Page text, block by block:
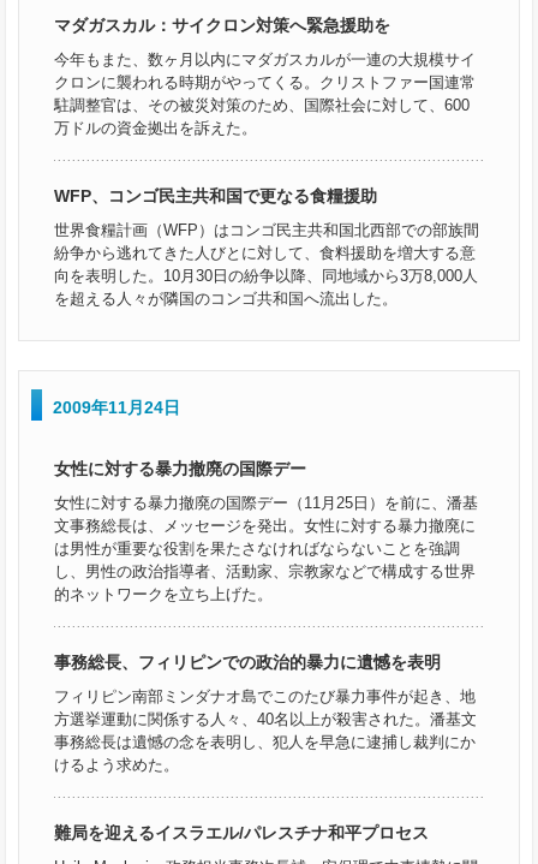
マダガスカル：サイクロン対策へ緊急援助を
今年もまた、数ヶ月以内にマダガスカルが一連の大規模サイ
クロンに襲われる時期がやってくる。クリストファー国連常
駐調整官は、その被災対策のため、国際社会に対して、600
万ドルの資金拠出を訴えた。
WFP、コンゴ民主共和国で更なる食糧援助
世界食糧計画（WFP）はコンゴ民主共和国北西部での部族間
紛争から逃れてきた人びとに対して、食料援助を増大する意
向を表明した。10月30日の紛争以降、同地域から3万8,000人
を超える人々が隣国のコンゴ共和国へ流出した。
2009年11月24日
女性に対する暴力撤廃の国際デー
女性に対する暴力撤廃の国際デー（11月25日）を前に、潘基
文事務総長は、メッセージを発出。女性に対する暴力撤廃に
は男性が重要な役割を果たさなければならないことを強調
し、男性の政治指導者、活動家、宗教家などで構成する世界
的ネットワークを立ち上げた。
事務総長、フィリピンでの政治的暴力に遺憾を表明
フィリピン南部ミンダナオ島でこのたび暴力事件が起き、地
方選挙運動に関係する人々、40名以上が殺害された。潘基文
事務総長は遺憾の念を表明し、犯人を早急に逮捕し裁判にか
けるよう求めた。
難局を迎えるイスラエル/パレスチナ和平プロセス